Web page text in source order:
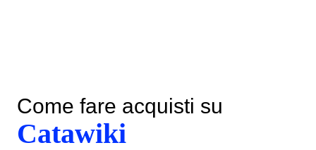
Come fare acquisti su
Catawiki